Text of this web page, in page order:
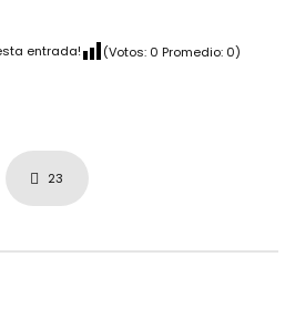
entrada! (Votos: 0 Promedio: 0)
23